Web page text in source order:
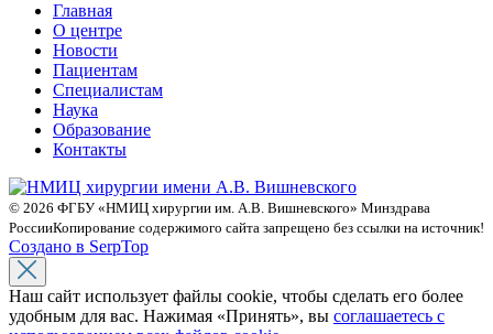
Главная
О центре
Новости
Пациентам
Специалистам
Наука
Образование
Контакты
© 2026 ФГБУ «НМИЦ хирургии им. А.В. Вишневского» Минздрава
РоссииКопирование содержимого сайта запрещено без ссылки на источник!
Создано в SerpTop
Наш сайт использует файлы cookie, чтобы сделать его более
удобным для вас. Нажимая «Принять», вы соглашаетесь с